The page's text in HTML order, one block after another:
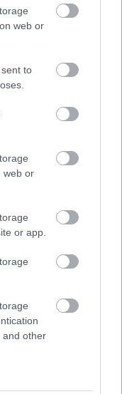
web or
to
web or
or app.
and other